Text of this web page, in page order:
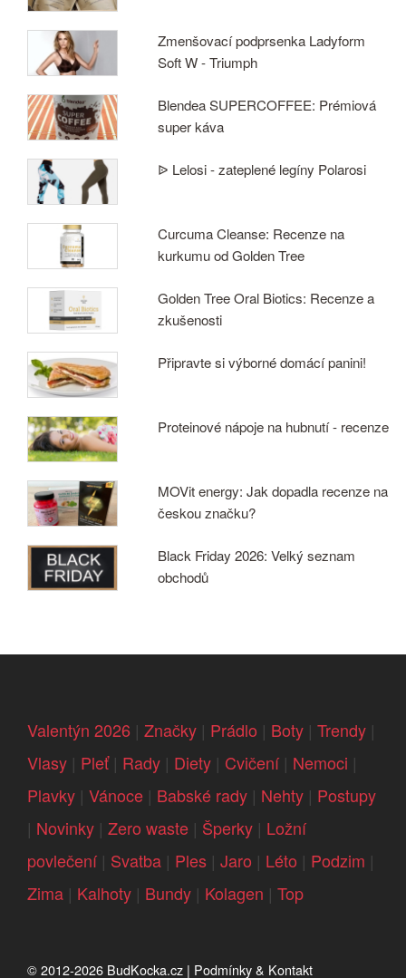
Zmenšovací podprsenka Ladyform
Soft W - Triumph
Blendea SUPERCOFFEE: Prémiová
super káva
ᐉ Lelosi - zateplené legíny Polarosi
Curcuma Cleanse: Recenze na
kurkumu od Golden Tree
Golden Tree Oral Biotics: Recenze a
zkušenosti
Připravte si výborné domácí panini!
Proteinové nápoje na hubnutí - recenze
MOVit energy: Jak dopadla recenze na
českou značku?
Black Friday 2026: Velký seznam
obchodů
Valentýn 2026 | Značky | Prádlo | Boty | Trendy |
Vlasy | Pleť| Rady | Diety | Cvičení| Nemoci |
Plavky | Vánoce | Babské rady | Nehty | Postupy
| Novinky | Zero waste | Šperky | Ložní
povlečení| Svatba | Ples | Jaro | Léto | Podzim |
Zima | Kalhoty | Bundy | Kolagen | Top
© 2012-2026 BudKocka.cz | Podmínky & Kontakt